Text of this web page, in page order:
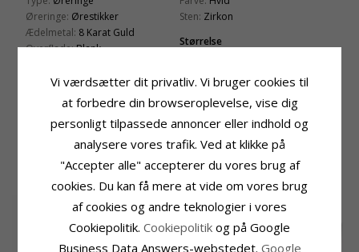
Øreringe: Ørestikker
Ædelmetal: 8 Karat Guld
Overflade:Blank
Sten: Zirkon
Størrelse
Leveringstid
KUNDER DER HAR KØBT DENNE HAR
OGSÁ KØBT
Vi værdsætter dit privatliv. Vi bruger cookies til
at forbedre din browseroplevelse, vise dig
personligt tilpassede annoncer eller indhold og
analysere vores trafik. Ved at klikke på
"Accepter alle" accepterer du vores brug af
cookies. Du kan få mere at vide om vores brug
af cookies og andre teknologier i vores
Cookiepolitik. Cookiepolitik og på Google
Business Data Answers-webstedet. Google